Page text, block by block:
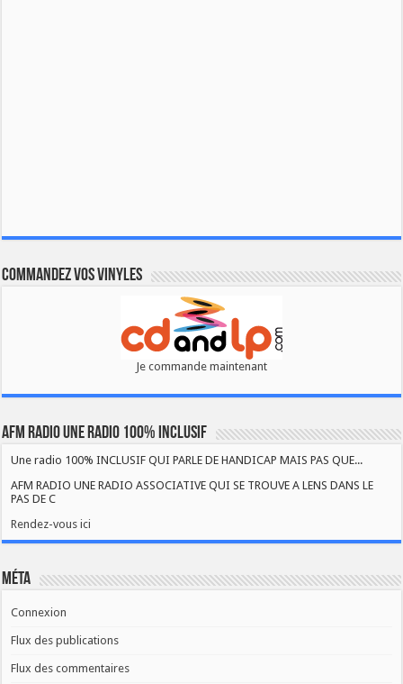
Commandez vos vinyles
Je commande maintenant
AFM RADIO UNE RADIO 100% INCLUSIF
Une radio 100% INCLUSIF QUI PARLE DE HANDICAP MAIS PAS QUE...
AFM RADIO UNE RADIO ASSOCIATIVE QUI SE TROUVE A LENS DANS LE
PAS DE C
Rendez-vous ici
Méta
Connexion
Flux des publications
Flux des commentaires